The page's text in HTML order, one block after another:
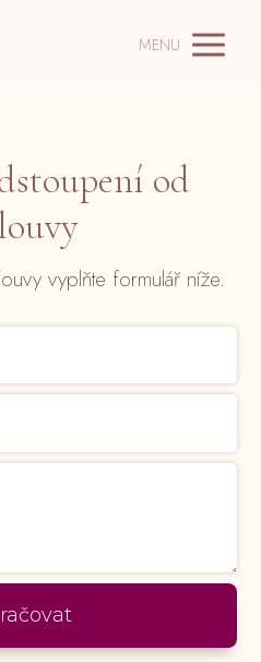
MENU
od
vyplňte formulář níže.